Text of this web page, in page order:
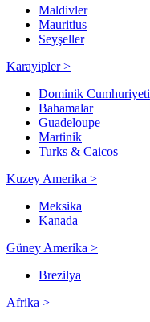
Maldivler
Mauritius
Seyşeller
Karayipler >
Dominik Cumhuriyeti
Bahamalar
Guadeloupe
Martinik
Turks & Caicos
Kuzey Amerika >
Meksika
Kanada
Güney Amerika >
Brezilya
Afrika >